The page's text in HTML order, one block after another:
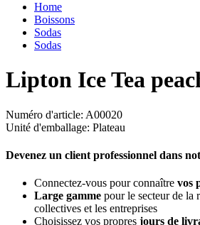
Home
Boissons
Sodas
Sodas
Lipton Ice Tea
Numéro d'article: A00020
Unité d'emballage: Plateau
Devenez un client professionnel dans
Connectez-vous pour connaître vos
Large gamme pour le secteur de la
collectives et les entreprises
Choisissez vos propres jours de